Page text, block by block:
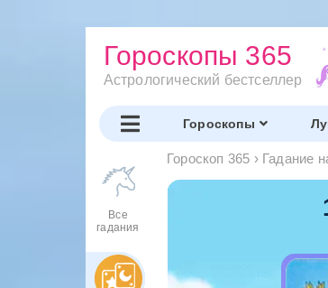
Гороскопы 365
Астрологический бестселлер
Гороскопы
Все
гадания
Гороскоп 365 › Гадание